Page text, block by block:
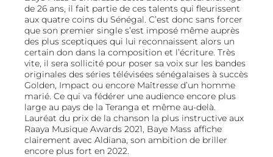
de 26 ans, il fait partie de ces talents qui fleurissent
aux quatre coins du Sénégal. C’est donc sans forcer
que son premier single s’est imposé même auprès
des plus sceptiques qui lui reconnaissent alors un
certain don dans la composition et l’écriture. Très
vite, il sera sollicité pour poser sa voix sur les bandes
originales des séries télévisées sénégalaises à succès
Golden, Impact ou encore Maîtresse d’un homme
marié. Ce qui va fédérer une audience encore plus
large au pays de la Teranga et même au-delà.
Lauréat du prix de la chanson la plus instructive aux
Raaya Musique Awards 2021, Baye Mass affiche
clairement avec Aldiana, son ambition de briller
encore plus fort en 2022.